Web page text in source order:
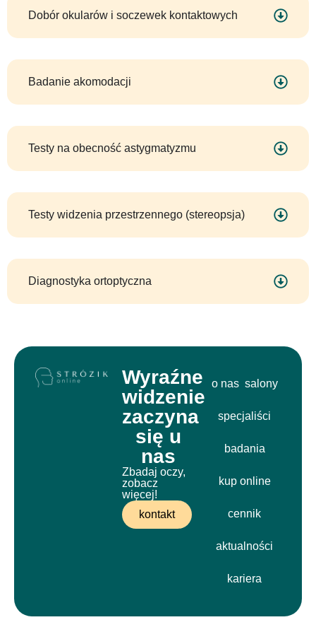
Dobór okularów i soczewek kontaktowych
Badanie akomodacji
Testy na obecność astygmatyzmu
Testy widzenia przestrzennego (stereopsja)
Diagnostyka ortoptyczna
Wyraźne
widzenie
zaczyna
się u
nas
Zbadaj oczy,
zobacz
więcej!
kontakt
o nas salony
specjaliści
badania
kup online
cennik
aktualności
kariera